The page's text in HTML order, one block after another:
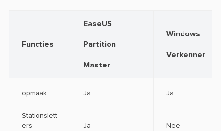
Functies
EaseUS
Partition
Master
Windows
Verkenner
opmaak Ja Ja
Stationslett
ers
Ja Nee